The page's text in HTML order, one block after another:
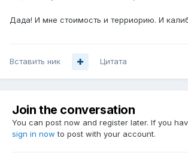
Дада! И мне стоимость и терриорию. И
Вставить ник Цитата
Join the conversation
You can post now and register later. If you
sign in now to post with your account.